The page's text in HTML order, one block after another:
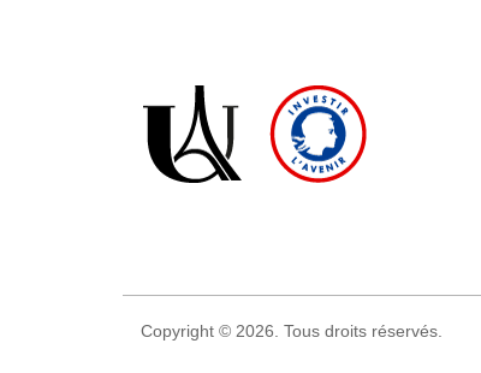
Copyright © 2026. Tous droits réservés.